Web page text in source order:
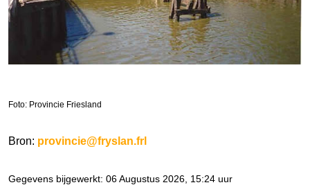
Foto: Provincie Friesland
Bron: provincie@fryslan.frl
Gegevens bijgewerkt: 06 Augustus 2026, 15:24 uur